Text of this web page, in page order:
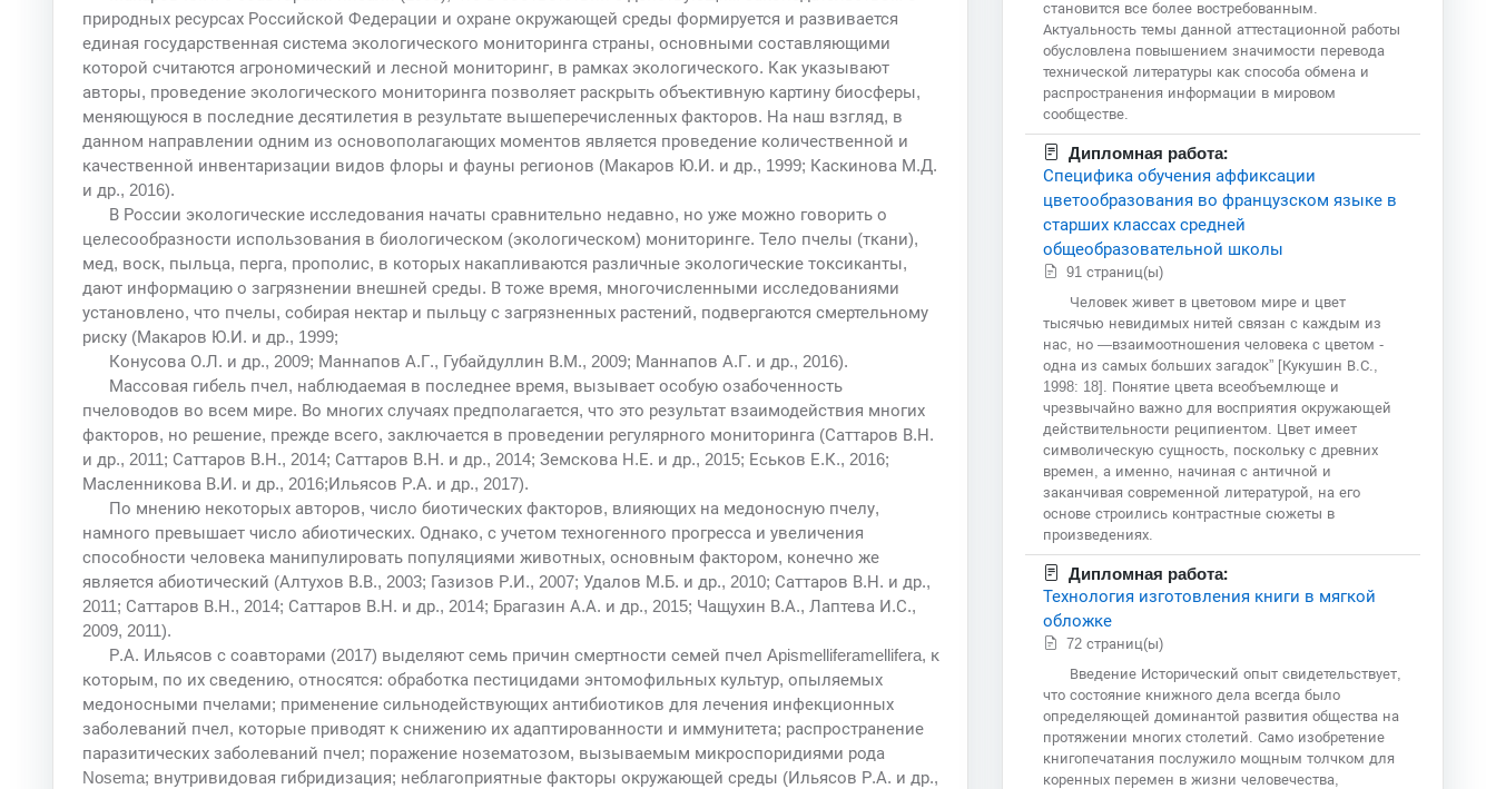
природных ресурсах Российской Федерации и охране окружающей среды формируется и развивается
единая государственная система экологического мониторинга страны, основными составляющими
которой считаются агрономический и лесной мониторинг, в рамках экологического. Как указывают
авторы, проведение экологического мониторинга позволяет раскрыть объективную картину биосферы,
меняющуюся в последние десятилетия в результате вышеперечисленных факторов. На наш взгляд, в
данном направлении одним из основополагающих моментов является проведение количественной и
качественной инвентаризации видов флоры и фауны регионов (Макаров Ю.И. и др., 1999; Каскинова М.Д.
и др., 2016).
В России экологические исследования начаты сравнительно недавно, но уже можно говорить о
целесообразности использования в биологическом (экологическом) мониторинге. Тело пчелы (ткани),
мед, воск, пыльца, перга, прополис, в которых накапливаются различные экологические токсиканты,
дают информацию о загрязнении внешней среды. В тоже время, многочисленными исследованиями
установлено, что пчелы, собирая нектар и пыльцу с загрязненных растений, подвергаются смертельному
риску (Макаров Ю.И. и др., 1999;
Конусова О.Л. и др., 2009; Маннапов А.Г., Губайдуллин В.М., 2009; Маннапов А.Г. и др., 2016).
Массовая гибель пчел, наблюдаемая в последнее время, вызывает особую озабоченность
пчеловодов во всем мире. Во многих случаях предполагается, что это результат взаимодействия многих
факторов, но решение, прежде всего, заключается в проведении регулярного мониторинга (Саттаров В.Н.
и др., 2011; Саттаров В.Н., 2014; Саттаров В.Н. и др., 2014; Земскова Н.Е. и др., 2015; Еськов Е.К., 2016;
Масленникова В.И. и др., 2016;Ильясов Р.А. и др., 2017).
По мнению некоторых авторов, число биотических факторов, влияющих на медоносную пчелу,
намного превышает число абиотических. Однако, с учетом техногенного прогресса и увеличения
способности человека манипулировать популяциями животных, основным фактором, конечно же
является абиотический (Алтухов В.В., 2003; Газизов Р.И., 2007; Удалов М.Б. и др., 2010; Саттаров В.Н. и др.,
2011; Саттаров В.Н., 2014; Саттаров В.Н. и др., 2014; Брагазин А.А. и др., 2015; Чащухин В.А., Лаптева И.С.,
2009, 2011).
Р.А. Ильясов с соавторами (2017) выделяют семь причин смертности семей пчел Apismelliferamellifera, к
которым, по их сведению, относятся: обработка пестицидами энтомофильных культур, опыляемых
медоносными пчелами; применение сильнодействующих антибиотиков для лечения инфекционных
заболеваний пчел, которые приводят к снижению их адаптированности и иммунитета; распространение
паразитических заболеваний пчел; поражение нозематозом, вызываемым микроспоридиями рода
Nosema; внутривидовая гибридизация; неблагоприятные факторы окружающей среды (Ильясов Р.А. и др.,
становится все более востребованным.
Актуальность темы данной аттестационной работы
обусловлена повышением значимости перевода
технической литературы как способа обмена и
распространения информации в мировом
сообществе.
Дипломная работа:
Специфика обучения аффиксации
цветообразования во французском языке в
старших классах средней
общеобразовательной школы
91 страниц(ы)
Человек живет в цветовом мире и цвет
тысячью невидимых нитей связан с каждым из
нас, но —взаимоотношения человека с цветом -
одна из самых больших загадок” [Кукушин В.С.,
1998: 18]. Понятие цвета всеобъемлюще и
чрезвычайно важно для восприятия окружающей
действительности реципиентом. Цвет имеет
символическую сущность, поскольку с древних
времен, а именно, начиная с античной и
заканчивая современной литературой, на его
основе строились контрастные сюжеты в
произведениях.
Дипломная работа:
Технология изготовления книги в мягкой
обложке
72 страниц(ы)
Введение Исторический опыт свидетельствует,
что состояние книжного дела всегда было
определяющей доминантой развития общества на
протяжении многих столетий. Само изобретение
книгопечатания послужило мощным толчком для
коренных перемен в жизни человечества,